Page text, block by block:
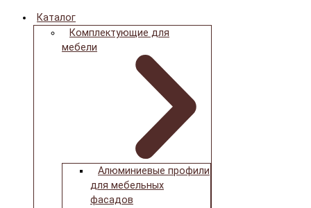
Каталог
Комплектующие для
мебели
Алюминиевые профили
для мебельных
фасадов